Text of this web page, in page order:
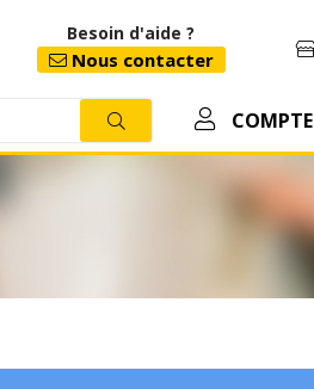
Besoin d'aide ?
Nous contacter
COMPTE